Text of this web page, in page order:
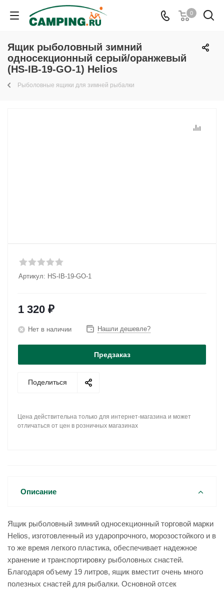
0
Ящик рыболовный зимний
односекционный серый/оранжевый
(HS-IB-19-GO-1) Helios
Рыболовные ящики для зимней рыбалки
Артикул: HS-IB-19-GO-1
1 320 ₽
Нет в наличии Нашли дешевле?
Предзаказ
Поделиться
Цена действительна только для интернет-магазина и может
отличаться от цен в розничных магазинах
Описание
Ящик рыболовный зимний односекционный торговой марки
Helios, изготовленный из ударопрочного, морозостойкого и в
то же время легкого пластика, обеспечивает надежное
хранение и транспортировку рыболовных снастей.
Благодаря объему 19 литров, ящик вместит очень много
полезных снастей для рыбалки. Основной отсек